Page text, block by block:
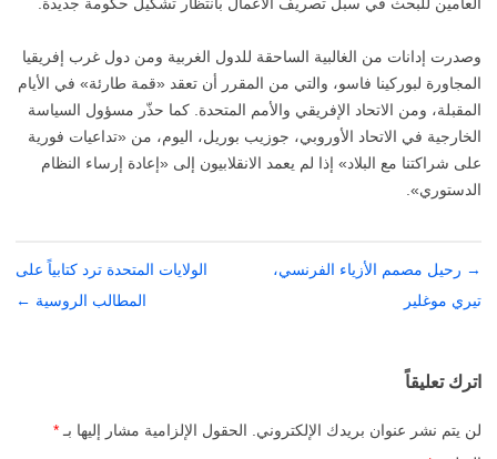
وصدرت إدانات من الغالبية الساحقة للدول الغربية ومن دول غرب إفريقيا
المجاورة لبوركينا فاسو، والتي من المقرر أن تعقد «قمة طارئة» في الأيام
المقبلة، ومن الاتحاد الإفريقي والأمم المتحدة. كما حذّر مسؤول السياسة
الخارجية في الاتحاد الأوروبي، جوزيب بوريل، اليوم، من «تداعيات فورية
على شراكتنا مع البلاد» إذا لم يعمد الانقلابيون إلى «إعادة إرساء النظام
الدستوري».
تصفّح
المقالات
→ رحيل مصمم الأزياء الفرنسي،
تيري موغلير
الولايات المتحدة ترد كتابياً على
المطالب الروسية ←
اترك تعليقاً
لن يتم نشر عنوان بريدك الإلكتروني. الحقول الإلزامية مشار إليها بـ *